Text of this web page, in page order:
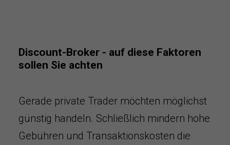
Discount-Broker - auf diese Faktoren
sollen Sie achten
Gerade private Trader möchten möglichst
günstig handeln. Schließlich mindern hohe
Gebühren und Transaktionskosten die